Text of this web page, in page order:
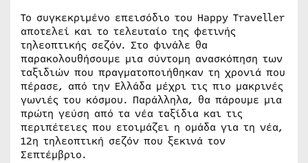
Το συγκεκριμένο επεισόδιο του Happy Traveller
αποτελεί και το τελευταίο της φετινής
τηλεοπτικής σεζόν. Στο φινάλε θα
παρακολουθήσουμε μια σύντομη ανασκόπηση των
ταξιδιών που πραγματοποιήθηκαν τη χρονιά που
πέρασε, από την Ελλάδα μέχρι τις πιο μακρινές
γωνιές του κόσμου. Παράλληλα, θα πάρουμε μια
πρώτη γεύση από τα νέα ταξίδια και τις
περιπέτειες που ετοιμάζει η ομάδα για τη νέα,
12η τηλεοπτική σεζόν που ξεκινά τον
Σεπτέμβριο.